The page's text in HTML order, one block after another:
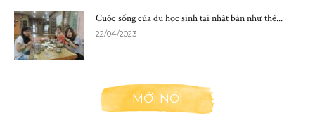
Cuộc sống của du học sinh tại nhật bản như thế...
22/04/2023
MỚI NỔI